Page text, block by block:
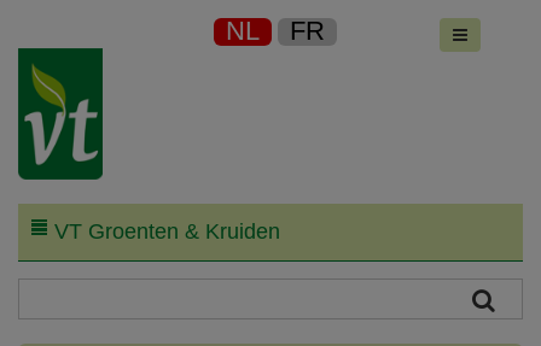
NL FR
VT Groenten & Kruiden